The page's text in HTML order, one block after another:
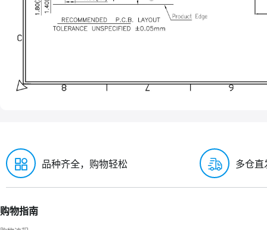
品种齐全，购物轻松 多仓直
购物指南